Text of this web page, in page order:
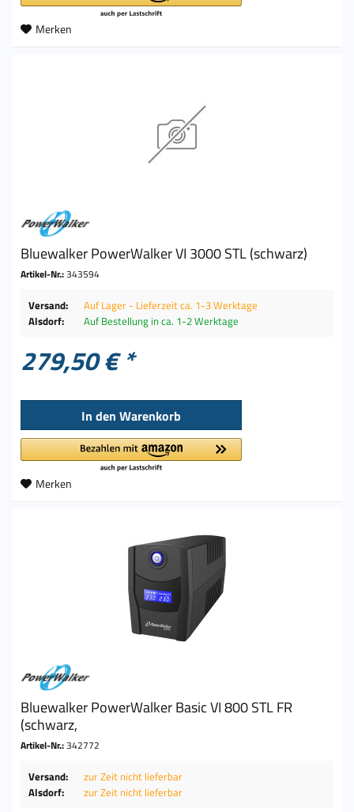
Merken
Bluewalker PowerWalker VI 3000 STL (schwarz)
Artikel-Nr.:343594
Versand:
Auf Lager - Lieferzeit ca. 1-3 Werktage
Alsdorf:
Auf Bestellung in ca. 1-2 Werktage
279,50 € *
In den Warenkorb
Merken
Bluewalker PowerWalker Basic VI 800 STL FR
(schwarz,
Artikel-Nr.:342772
Versand:
zur Zeit nicht lieferbar
Alsdorf:
zur Zeit nicht lieferbar